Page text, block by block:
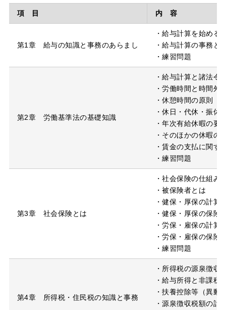
項 目 内 容
第1章 給与の知識と事務のあらまし
・給与計算を始める
・給与計算の事務と
・練習問題
第2章 労働基準法の基礎知識
・給与計算と諸法令
・労働時間と時間外
・休憩時間の原則
・休日・代休・振休
・年次有給休暇の要
・そのほかの休暇の
・賃金の支払に関す
・練習問題
第3章 社会保険とは
・社会保険の仕組み
・被保険者とは
・健保・厚保の計算
・健保・厚保の保険
・労保・雇保の計算
・労保・雇保の保険
・練習問題
第4章 所得税・住民税の知識と事務
・所得税の源泉徴収
・給与所得と非課税
・扶養控除等（異動
・源泉徴収税額の計